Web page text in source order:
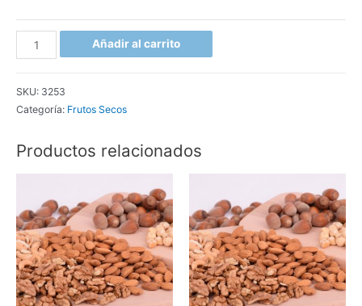
europeo
Añadir al carrito
SKU: 3253
Categoría: Frutos Secos
Productos relacionados